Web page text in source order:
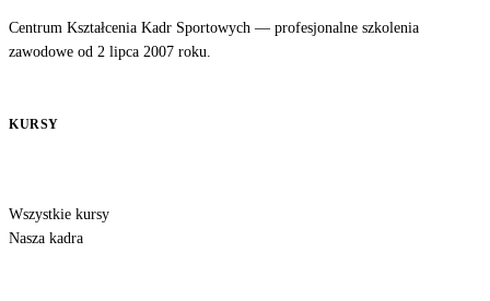
Centrum Kształcenia Kadr Sportowych — profesjonalne szkolenia
zawodowe od 2 lipca 2007 roku.
KURSY
Wszystkie kursy
Nasza kadra